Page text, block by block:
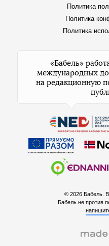
Политика
Политика
Политика
«Бабель»
международных
на редакционную
© 2026 Бабель.
Бабель не против